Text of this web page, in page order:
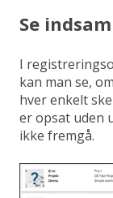
Se
I
kan man se,
hver enkelt
er opsat uden
ikke fremgå.